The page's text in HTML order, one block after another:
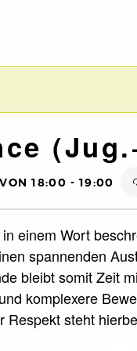
18:00 - 19:00
einem Wort
spannenden
bleibt somit Zeit
komplexere
Respekt steht